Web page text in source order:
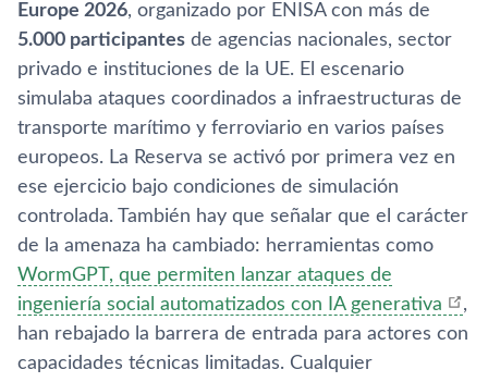
Europe 2026, organizado por ENISA con más de
5.000 participantes de agencias nacionales, sector
privado e instituciones de la UE. El escenario
simulaba ataques coordinados a infraestructuras de
transporte marítimo y ferroviario en varios países
europeos. La Reserva se activó por primera vez en
ese ejercicio bajo condiciones de simulación
controlada. También hay que señalar que el carácter
de la amenaza ha cambiado: herramientas como
WormGPT, que permiten lanzar ataques de
ingeniería social automatizados con IA generativa
,
han rebajado la barrera de entrada para actores con
capacidades técnicas limitadas. Cualquier